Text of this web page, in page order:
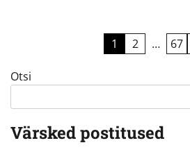
leheküljendus
1 2 … 67
Otsi
Värsked postitused